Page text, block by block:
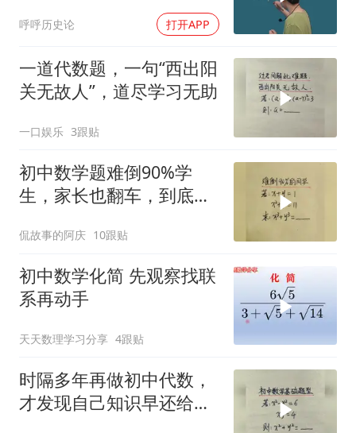
呼呼历史论 打开APP
一道代数题，一句“西出阳
关无故人”，道尽学习无助
一口娱乐 3跟贴
初中数学题难倒90%学
生，家长也翻车，到底有
侃故事的阿庆 10跟贴
初中数学化简 先观察找联
系再动手
天天数理学习分享 4跟贴
时隔多年再做初中代数，
才发现自己知识早还给老